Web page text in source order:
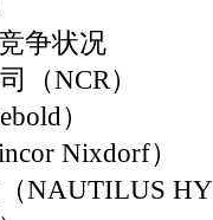
争状况
（NCR）
）
Nixdorf）
NAUTILUS